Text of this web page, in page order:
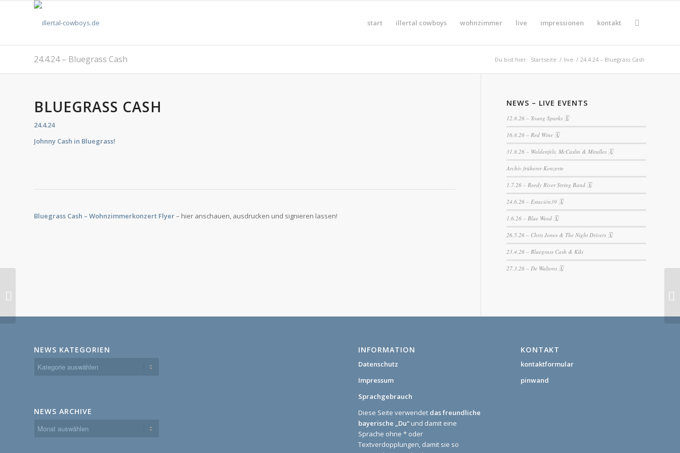
start illertal cowboys wohnzimmer live impressionen kontakt
24.4.24 – Bluegrass Cash Du bist hier: Startseite / live / 24.4.24 – Bluegrass Cash
BLUEGRASS CASH
24.4.24
Johnny Cash in Bluegrass!
Bluegrass Cash – Wohnzimmerkonzert Flyer– hier anschauen, ausdrucken und signieren lassen!
NEWS – LIVE EVENTS
12.8.26 – Young Sparks 🗓
16.8.26 – Red Wine 🗓
31.8.26 – Waldenfels, McCaslin & Miralles 🗓
Archiv früherer Konzerte
1.7.26 – Reedy River String Band 🗓
24.6.26 – Estación39 🗓
1.6.26 – Blue Weed 🗓
26.5.26 – Chris Jones & The Night Drivers 🗓
23.4.26 – Bluegrass Cash & Kiki
27.3.26 – De Waltons 🗓
NEWS KATEGORIEN
Kategorien
NEWS ARCHIVE
INFORMATION
Datenschutz
Impressum
Sprachgebrauch
Diese Seite verwendet das freundliche
bayerische „Du“ und damit eine
Sprache ohne * oder
Textverdopplungen, damit sie so
KONTAKT
kontaktformular
pinwand